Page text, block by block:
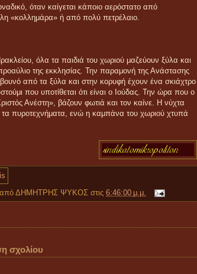
όταν καίγεται κάποιο αερόστατο από
«κολλημάρα» ή από πολύ πετρέλαιο.
όλα τα παιδιά του χωριού μαζεύουν ξύλα και
της εκκλησίας. Την παραμονή της Ανάστασης
από τα ξύλα και στην κορυφή έχουν ένα σκιάχτρο
που υποτίθεται ότι είναι ο Ιούδας. Την ώρα που ο
Ανέστη», βάζουν φωτιά και τον καίνε. Η νύχτα
τα πυροτεχνήματα, ενώ η καμπάνα του χωριού χτυπά
ΔΗΜΗΤΡΗΣ ΨΥΚΟΣ στις 6:46:00 μ.μ.
σχολίου